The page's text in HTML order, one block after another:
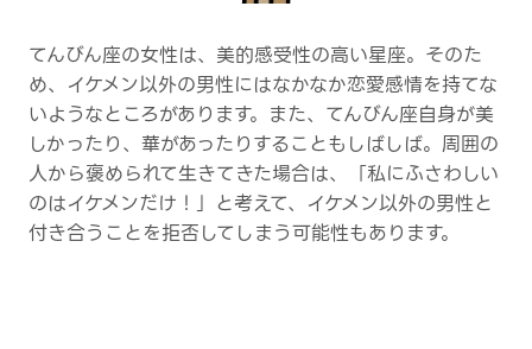
てんびん座の女性は、美的感受性の高い星座。そのた
め、イケメン以外の男性にはなかなか恋愛感情を持てな
いようなところがあります。また、てんびん座自身が美
しかったり、華があったりすることもしばしば。周囲の
人から褒められて生きてきた場合は、「私にふさわしい
のはイケメンだけ！」と考えて、イケメン以外の男性と
付き合うことを拒否してしまう可能性もあります。